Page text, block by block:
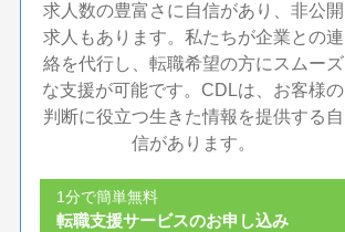
求人数の豊富さに自信があり、非公開
求人もあります。私たちが企業との連
絡を代行し、転職希望の方にスムーズ
な支援が可能です。CDLは、お客様の
判断に役立つ生きた情報を提供する自
信があります。
1分で簡単無料
転職支援サービスのお申し込み